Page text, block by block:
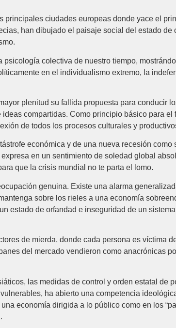
ciudades europeas donde yace el
han dibujado el paisaje social del estado
colectiva de nuestro tiempo,
en el individualismo extremo, la
plenitud su fallida propuesta para conducir
compartidas. Como principio básico para
de todos los procesos culturales y
económica y de una nueva recesión
en un sentimiento de soledad global
que la crisis mundial no te parta el lomo.
genuina. Existe una alarma
sobre los rieles a una economía
estado de orfandad e inseguridad de un
de mierda, donde cada persona es víctima
del mercado vendieron como anacrónicas
las medidas de control y orden estatal de
ha abierto una competencia
economía dirigida a lo público como en los